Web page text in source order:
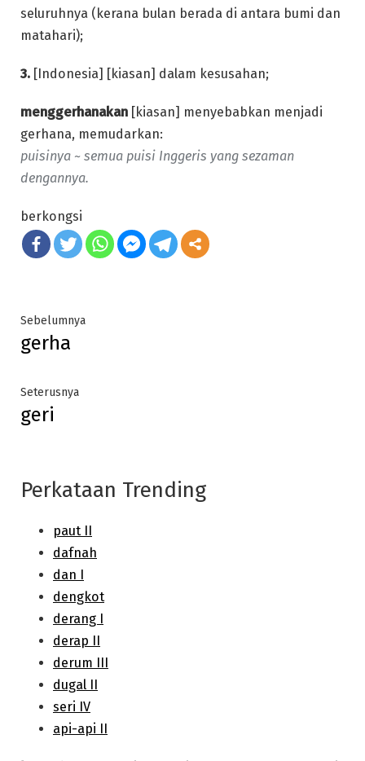
seluruhnya (kerana bulan berada di antara bumi dan
matahari);
3. [Indonesia] [kiasan] dalam kesusahan;
menggerhanakan [kiasan] menyebabkan menjadi
gerhana, memudarkan:
puisinya ~ semua puisi Inggeris yang sezaman
dengannya.
berkongsi
Post
navigation
SebelumnyaPrevious
gerha
SeterusnyaNext
geri
Perkataan Trending